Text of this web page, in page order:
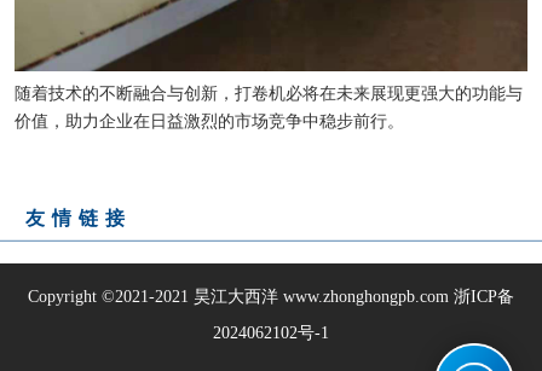
随着技术的不断融合与创新，打卷机必将在未来展现更强大的功能与
价值，助力企业在日益激烈的市场竞争中稳步前行。
友情链接
Copyright ©2021-2021 昊江大西洋 www.zhonghongpb.com 浙ICP备
2024062102号-1